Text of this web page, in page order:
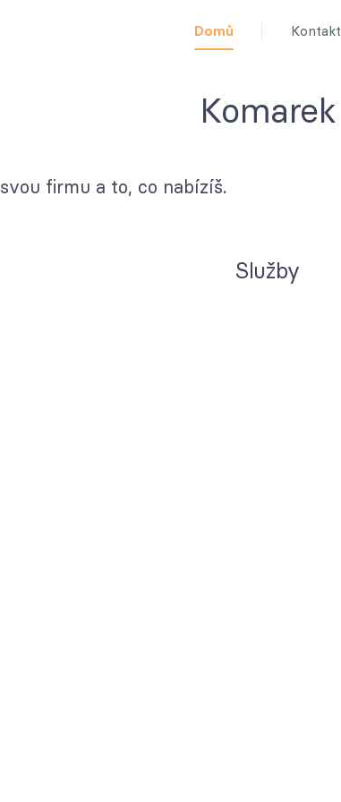
Domů Kontakt
Komarek
firmu a to, co nabízíš.
Služby